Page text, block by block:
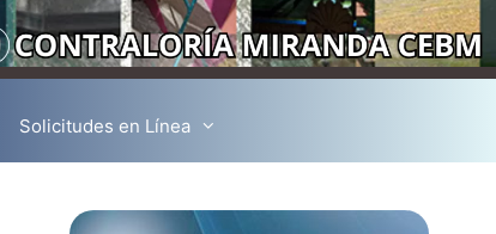
Solicitudes en Línea